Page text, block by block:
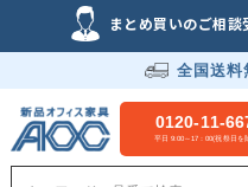
まとめ買いのご相談
全国送料
0120-11-
平日 9:00～17：00(祝祭日を